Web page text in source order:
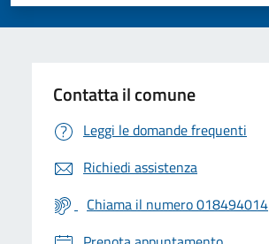
Contatta il comune
Leggi le domande frequenti
Richiedi assistenza
Chiama il numero 018494014